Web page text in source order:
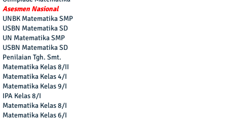
Asesmen Nasional
UNBK Matematika SMP
USBN Matematika SD
UN Matematika SMP
USBN Matematika SD
Penilaian Tgh. Smt.
Matematika Kelas 8/II
Matematika Kelas 4/I
Matematika Kelas 9/I
IPA Kelas 8/I
Matematika Kelas 8/I
Matematika Kelas 6/I